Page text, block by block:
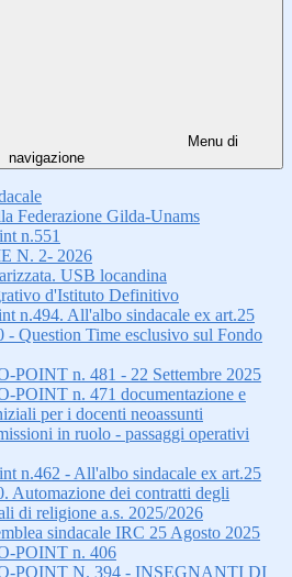
Menu di
navigazione
Federazione Gilda-Unams
n.551
N. 2- 2026
USB locandina
d'Istituto Definitivo
n.494. All'albo sindacale ex art.25
- Question Time esclusivo sul Fondo
POINT n. 481 - 22 Settembre 2025
POINT n. 471 documentazione e
per i docenti neoassunti
in ruolo - passaggi operativi
n.462 - All'albo sindacale ex art.25
Automazione dei contratti degli
di religione a.s. 2025/2026
sindacale IRC 25 Agosto 2025
POINT n. 406
POINT N. 394 - INSEGNANTI DI